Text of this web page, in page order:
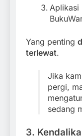
Aplikasi
Yang penting
terlewat.
Jika
pergi,
sedang
3.